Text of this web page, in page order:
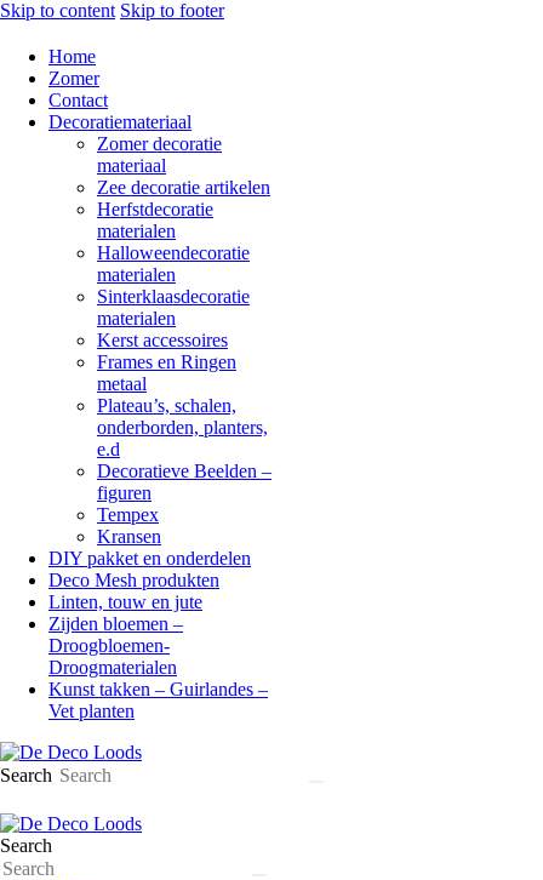
Skip to content Skip to footer
Home
Zomer
Contact
Decoratiemateriaal
Zomer decoratie
materiaal
Zee decoratie artikelen
Herfstdecoratie
materialen
Halloweendecoratie
materialen
Sinterklaasdecoratie
materialen
Kerst accessoires
Frames en Ringen
metaal
Plateau’s, schalen,
onderborden, planters,
e.d
Decoratieve Beelden –
figuren
Tempex
Kransen
DIY pakket en onderdelen
Deco Mesh produkten
Linten, touw en jute
Zijden bloemen –
Droogbloemen-
Droogmaterialen
Kunst takken – Guirlandes –
Vet planten
Search
Search